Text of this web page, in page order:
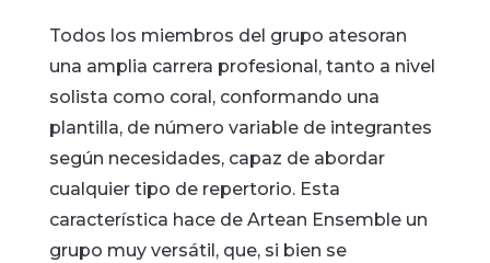
Todos los miembros del grupo atesoran
una amplia carrera profesional, tanto a nivel
solista como coral, conformando una
plantilla, de número variable de integrantes
según necesidades, capaz de abordar
cualquier tipo de repertorio. Esta
característica hace de Artean Ensemble un
grupo muy versátil, que, si bien se